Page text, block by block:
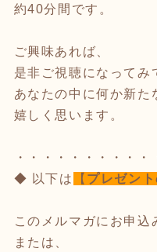
約40分間です。
ご興味あれば、
是非ご視聴になってみ
あなたの中に何か新た
嬉しく思います。
・・・・・・・・・・
◆ 以下は
【 プレゼン
このメルマガにお申込
または、